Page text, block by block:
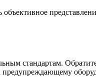
стандартам.
предупреждающему